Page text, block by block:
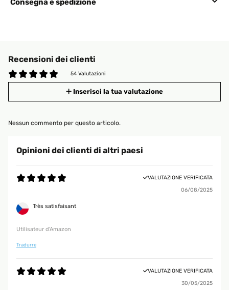
Consegna e spedizione
Recensioni dei clienti
54 Valutazioni
Inserisci la tua valutazione
Nessun commento per questo articolo.
Opinioni dei clienti di altri paesi
VALUTAZIONE VERIFICATA
06/08/2025
Très satisfaisant
Utilisateur d'Amazon
Tradurre
VALUTAZIONE VERIFICATA
30/05/2025